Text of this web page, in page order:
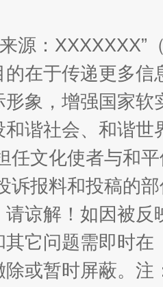
塑工作
衣” 如何以
源：
在于传递更多
形象，增强国家
和谐社会、和谐
任文化使者与和
诉报料和投稿的
谅解！如因被
其它问题需即时在
或暂时屏蔽。